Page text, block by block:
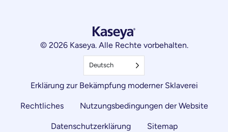
© 2026 Kaseya. Alle Rechte vorbehalten.
Deutsch
Erklärung zur Bekämpfung moderner Sklaverei
Rechtliches Nutzungsbedingungen der Website
Datenschutzerklärung Sitemap